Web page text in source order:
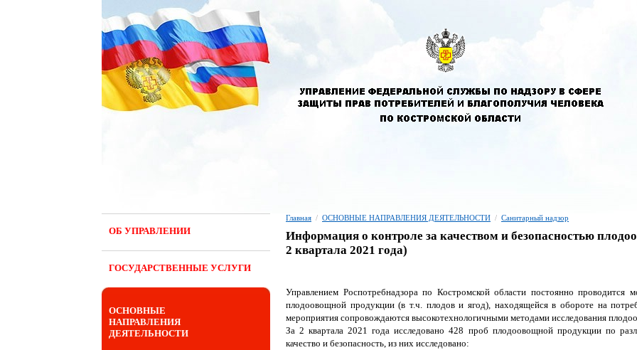
ОБ УПРАВЛЕНИИ
ГОСУДАРСТВЕННЫЕ УСЛУГИ
ОСНОВНЫЕ
НАПРАВЛЕНИЯ
ДЕЯТЕЛЬНОСТИ
Главная / ОСНОВНЫЕ НАПРАВЛЕНИЯ ДЕЯТЕЛЬНОСТИ / Санитарный надзор
Информация о контроле за качеством и безопасностью
2 квартала 2021 года)
Управлением Роспотребнадзора по Костромской области постоянно проводится
плодоовощной продукции (в т.ч. плодов и ягод), находящейся в обороте на
мероприятия сопровождаются высокотехнологичными методами исследования
За 2 квартала 2021 года исследовано 428 проб плодоовощной продукции по
качество и безопасность, из них исследовано: